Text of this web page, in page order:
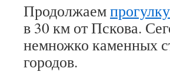
Продолжаем
в 30 км от Пскова.
немножко каменных
городов.